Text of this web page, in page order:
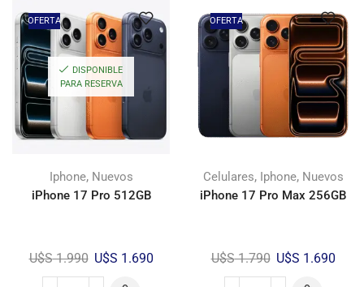
OFERTA
DISPONIBLE
PARA RESERVA
Iphone, Nuevos
iPhone 17 Pro 512GB
U$S1.990 U$S 1.690
OFERTA
Celulares, Iphone, Nuevos
iPhone 17 Pro Max 256GB
U$S1.790 U$S 1.690